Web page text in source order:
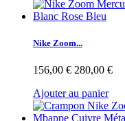
Nike Zoom...
156,00 € 280,00 €
Ajouter au panier